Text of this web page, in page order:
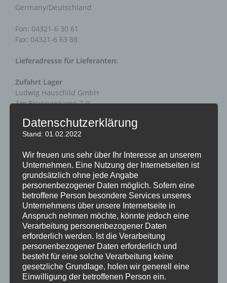
Germany/Deutschland
Fon: 04321-6 30 61
Fax: 04321-6 63 88
Lieferadresse für Lieferanten:
Zufahrt Lager
Ludwig Hauschild GmbH
Am Brunnenkamp 7-9
Servicebüro Hamburg (Eimsbüttel)
Herlingsburg 16
22529 Hamburg
Mail:info@ludwig-hauschild.de
Kundenparkplätze befinden sich auf dem Firmengelände
Datenschutzerklärung
Stand: 01.02.2022
Wir freuen uns sehr über Ihr Interesse an unserem
Unternehmen. Eine Nutzung der Internetseiten ist
grundsätzlich ohne jede Angabe
personenbezogener Daten möglich. Sofern eine
betroffene Person besondere Services unseres
Unternehmens über unsere Internetseite in
Anspruch nehmen möchte, könnte jedoch eine
Verarbeitung personenbezogener Daten
erforderlich werden. Ist die Verarbeitung
personenbezogener Daten erforderlich und
besteht für eine solche Verarbeitung keine
gesetzliche Grundlage, holen wir generell eine
Einwilligung der betroffenen Person ein.